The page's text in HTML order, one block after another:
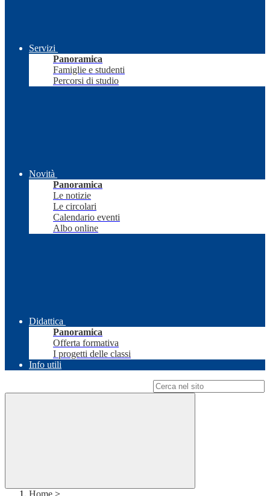
Servizi
Panoramica
Famiglie e studenti
Percorsi di studio
Novità
Panoramica
Le notizie
Le circolari
Calendario eventi
Albo online
Didattica
Panoramica
Offerta formativa
I progetti delle classi
Info utili